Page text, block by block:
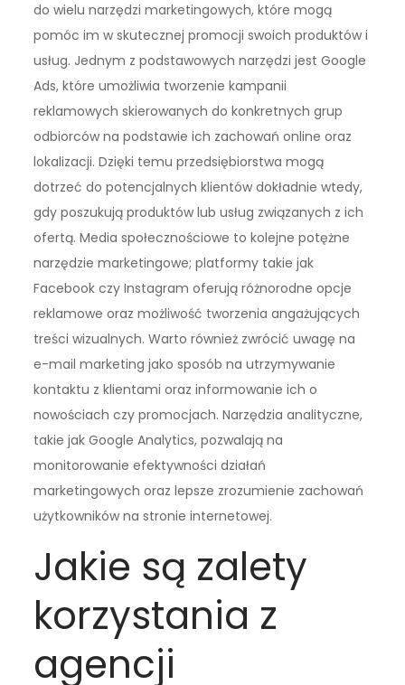
do wielu narzędzi marketingowych, które mogą
pomóc im w skutecznej promocji swoich produktów i
usług. Jednym z podstawowych narzędzi jest Google
Ads, które umożliwia tworzenie kampanii
reklamowych skierowanych do konkretnych grup
odbiorców na podstawie ich zachowań online oraz
lokalizacji. Dzięki temu przedsiębiorstwa mogą
dotrzeć do potencjalnych klientów dokładnie wtedy,
gdy poszukują produktów lub usług związanych z ich
ofertą. Media społecznościowe to kolejne potężne
narzędzie marketingowe; platformy takie jak
Facebook czy Instagram oferują różnorodne opcje
reklamowe oraz możliwość tworzenia angażujących
treści wizualnych. Warto również zwrócić uwagę na
e-mail marketing jako sposób na utrzymywanie
kontaktu z klientami oraz informowanie ich o
nowościach czy promocjach. Narzędzia analityczne,
takie jak Google Analytics, pozwalają na
monitorowanie efektywności działań
marketingowych oraz lepsze zrozumienie zachowań
użytkowników na stronie internetowej.
Jakie są zalety
korzystania z
agencji